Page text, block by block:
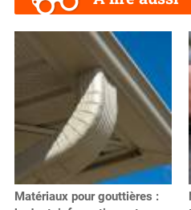
Matériaux pour gouttières :